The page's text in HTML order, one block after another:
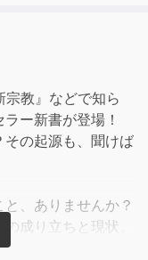
宗教』などで知ら
ー新書が登場！
の起源も、聞けば
と、ありませんか？
成り立ちと現状、